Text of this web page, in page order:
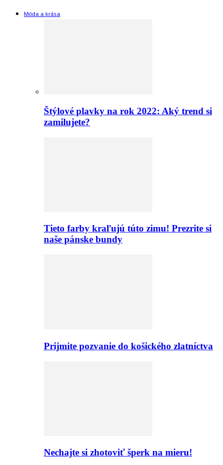
Móda a krása
Štýlové plavky na rok 2022: Aký trend si
zamilujete?
Tieto farby kraľujú túto zimu! Prezrite si
naše pánske bundy
Prijmite pozvanie do košického zlatníctva
Nechajte si zhotoviť šperk na mieru!